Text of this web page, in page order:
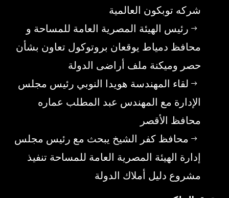
شركه توبكون العالمية
رئيس الهيئة المصرية العامة للمساحة و
محافظ دمياط يوقعان بروتوكول تعاون بشأن
حصر وميكنة ملف أراضى الدولة
لقاء المهندسة هويدا النوبي رئيس مجلس
الإدارة مع المهندس عبد المطلب عماره
محافظ الأقصر
محافظ كفر الشيخ يبحث مع رئيس مجلس
إدارة الهيئة المصرية العامة للمساحة تنفيذ
مشروع دليل أملاك الدولة